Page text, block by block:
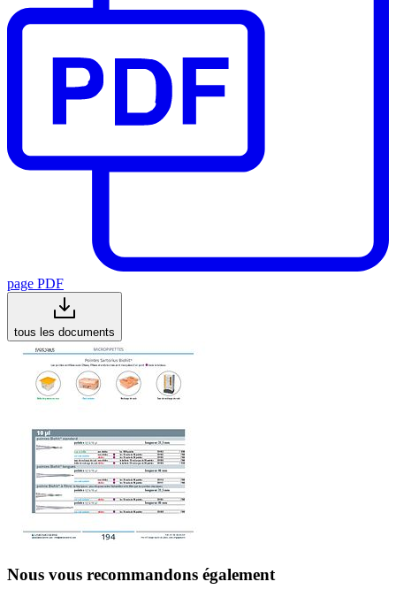
page PDF
tous les documents
Nous vous recommandons également